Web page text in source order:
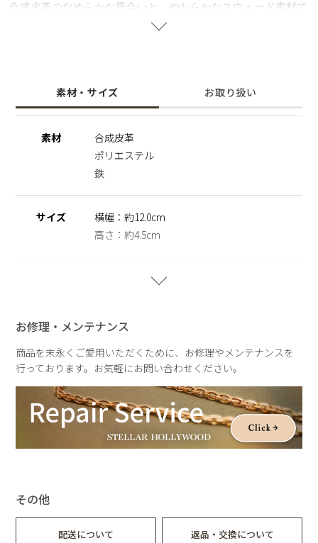
合成皮革のなめらかな風合いと、やわらかなスウェード素材で
大切なアクセサリーをやさしく守ります。
リングホルダーはSTELLAR HOLLYWOODで人気のダブルリ
ングが入る大きさに設計しました。
分を変えたい日にもぴったりのアイテムです。
※リングホルダーについて
ので、あらかじめご了承ください。
ッピングバッグ(￥250)のみご利用いただけます。あらかじめ
素材・サイズ お取り扱い
素材
合成皮革
ポリエステル
鉄
サイズ
横幅：約12.0cm
高さ：約4.5cm
お修理・メンテナンス
商品を末永くご愛用いただくために、お修理やメンテナンスを
行っております。お気軽にお問い合わせください。
その他
配送について 返品・交換について